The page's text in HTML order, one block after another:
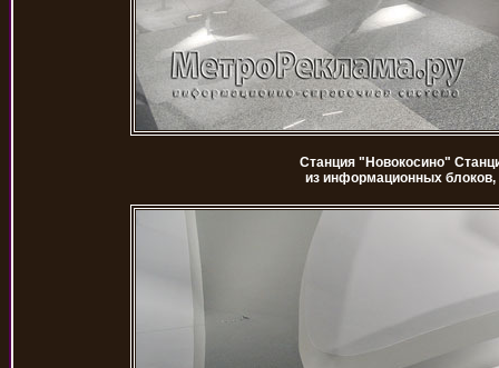
Станция "Новокосино"
из информационных